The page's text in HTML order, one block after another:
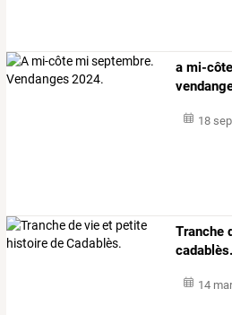
a mi-
18
Tranche
cadablès.
14